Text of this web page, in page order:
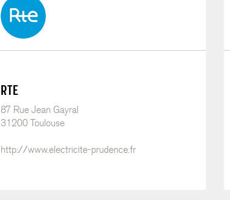
RTE
87 Rue Jean Gayral
31200 Toulouse
http://www.electricite-prudence.fr